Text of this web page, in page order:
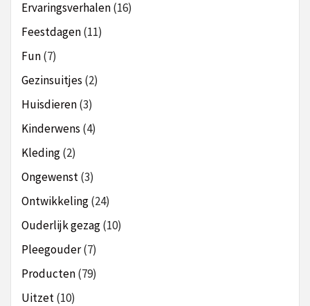
Ervaringsverhalen(16)
Feestdagen(11)
Fun(7)
Gezinsuitjes (2)
Huisdieren(3)
Kinderwens (4)
Kleding(2)
Ongewenst(3)
Ontwikkeling(24)
Ouderlijk gezag(10)
Pleegouder(7)
Producten(79)
Uitzet(10)